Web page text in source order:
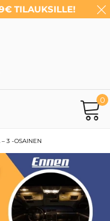
TILAUKSILLE!
0
3 -OSAINEN